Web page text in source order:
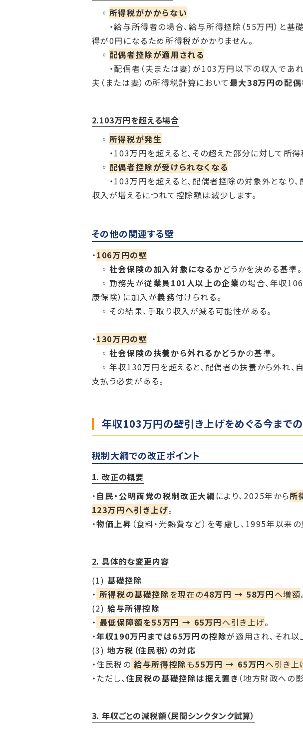
◦ 所得税がかからない
・給与所得者の場合、給与所得控除（55万円）と基礎
得が0円になるため所得税がかかりません。
◦ 配偶者控除が適用される
・配偶者（夫または妻）が103万円以下の収入であれ
夫（または妻）の所得税計算において 最大38万円の配
2.103万円を超える場合
◦ 所得税が発生
・103万円を超えると、その超えた部分に対して所得
◦ 配偶者控除が受けられなくなる
・103万円を超えると、配偶者控除の対象外となり、
収入が増えるにつれて控除額は減少します。
その他の関連する壁
・106万円の壁
◦ 社会保険の加入対象になるか どうかを決める基準。
◦勤務先が従業員101人以上の企業の場合、年収
康保険）に加入が義務付けられる。
◦その結果、手取り収入が減る可能性がある。
・130万円の壁
◦ 社会保険の扶養から外れるかどうかの基準。
◦年収130万円を超えると、配偶者の扶養から外れ、
支払う必要がある。
年収103万円の壁引き上げをめぐる今まで
税制大綱での改正ポイント
1. 改正の概要
・ 自民・公明両党の税制改正大綱 により、2025年から所
123万円へ引き上げ。
・物価上昇 （食料・光熱費など）を考慮し、1995年以来の
2. 具体的な変更内容
(1) 基礎控除
・ 所得税の基礎控除を現在の48万円 → 58万円へ増額。
(2) 給与所得控除
・ 最低保障額を55万円 → 65万円へ引き上げ。
・年収190万円までは65万円の控除が適用され、それ
(3) 地方税（住民税）の対応
・住民税の 給与所得控除も55万円 → 65万円へ引き上
・ただし、住民税の基礎控除は据え置き （地方財政への
3. 年収ごとの減税額（民間シンクタンク試算）